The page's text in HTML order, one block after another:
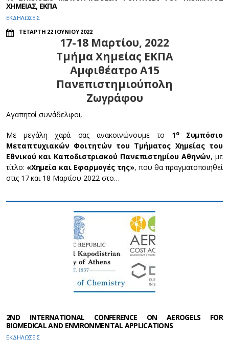
ΧΗΜΕΙΑΣ, ΕΚΠΑ
ΕΚΔΗΛΩΣΕΙΣ
ΤΕΤΑΡΤΗ 22 ΙΟΥΝΙΟΥ 2022
17-18 Μαρτίου, 2022
Τμήμα Χημείας ΕΚΠΑ
Αμφιθέατρο Α15
Πανεπιστημιούπολη
Ζωγράφου
Αγαπητοί συνάδελφοι,
Με μεγάλη χαρά σας ανακοινώνουμε το 1ο Συμπόσιο
Μεταπτυχιακών Φοιτητών του Τμήματος Χημείας του
Εθνικού και Καποδιστριακού Πανεπιστημίου Αθηνών, με
τίτλο: «Χημεία και Εφαρμογές της», που θα πραγματοποιηθεί
στις 17 και 18 Μαρτίου 2022 στο…
2ND INTERNATIONAL CONFERENCE ON AEROGELS FOR
BIOMEDICAL AND ENVIRONMENTAL APPLICATIONS
ΕΚΔΗΛΩΣΕΙΣ